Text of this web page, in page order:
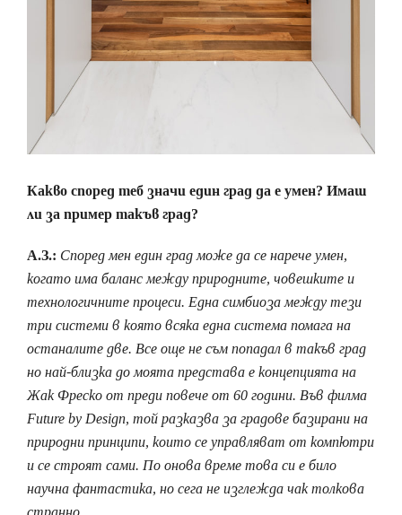
Какво според теб значи един град да е умен? Имаш
ли за пример такъв град?
А.З.: Според мен един град може да се нарече умен,
когато има баланс между природните, човешките и
технологичните процеси. Една симбиоза между тези
три системи в която всяка една система помага на
останалите две. Все още не съм попадал в такъв град
но най-близка до моята представа е концепцията на
Жак Фреско от преди повече от 60 години. Във филма
Future by Design, той разказва за градове базирани на
природни принципи, които се управляват от компютри
и се строят сами. По онова време това си е било
научна фантастика, но сега не изглежда чак толкова